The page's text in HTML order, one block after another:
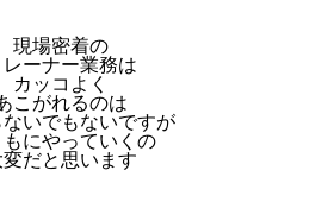
現場密着の
レーナー業務は
カッコよく
こがれるのは
いでもないですが
もにやっていくの
変だと思います